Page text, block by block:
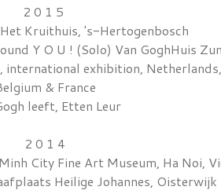
2 0 1 5
Kruithuis, 's-Hertogenbosch
Y O U ! (Solo) Van GoghHuis
international exhibition, Netherlands,
& France
leeft, Etten Leur
2 0 1 4
City Fine Art Museum, Ha Noi,
Heilige Johannes, Oisterwijk